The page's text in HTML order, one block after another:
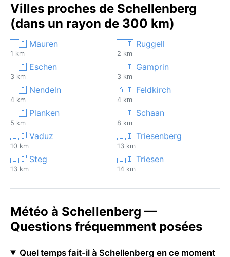
Villes proches de Schellenberg
(dans un rayon de 300 km)
🇱🇮 Mauren
1 km
🇱🇮 Ruggell
2 km
🇱🇮 Eschen
3 km
🇱🇮 Gamprin
3 km
🇱🇮 Nendeln
4 km
🇦🇹 Feldkirch
4 km
🇱🇮 Planken
5 km
🇱🇮 Schaan
8 km
🇱🇮 Vaduz
10 km
🇱🇮 Triesenberg
13 km
🇱🇮 Steg
13 km
🇱🇮 Triesen
14 km
Météo à Schellenberg —
Questions fréquemment posées
Quel temps fait-il à Schellenberg en ce moment